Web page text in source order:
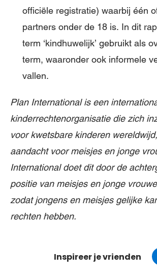
officiële registratie) waarbij één
partners onder de 18 is. In dit
term ‘kindhuwelijk’ gebruikt als
term, waaronder ook informele
vallen.
Plan International is een
kinderrechtenorganisatie die zich
voor kwetsbare kinderen
aandacht voor meisjes en jonge
International doet dit door de
positie van meisjes en jonge
zodat jongens en meisjes gelijke
rechten hebben.
Inspireer je vrienden